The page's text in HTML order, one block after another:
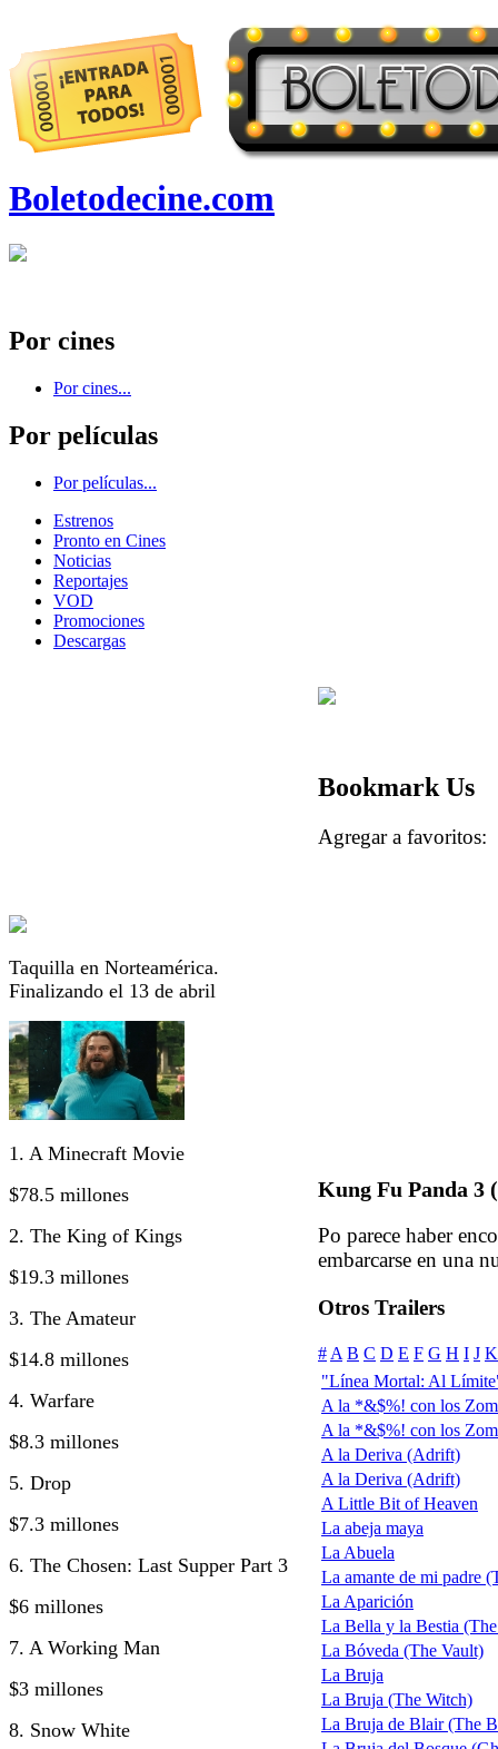
Boletodecine.com
Por cines
Por cines...
Por películas
Por películas...
Estrenos
Pronto en Cines
Noticias
Reportajes
VOD
Promociones
Descargas
Taquilla en Norteamérica.
Finalizando el 13 de abril
1. A Minecraft Movie
$78.5 millones
2. The King of Kings
$19.3 millones
3. The Amateur
$14.8 millones
4. Warfare
$8.3 millones
5. Drop
$7.3 millones
6. The Chosen: Last Supper Part 3
$6 millones
7. A Working Man
$3 millones
8. Snow White
Bookmark Us
Agregar a
Kung Fu Panda 3
Po parece haber
embarcarse en una
Otros Trailers
# A B C D E F G H I J K
"Línea Mortal: Al
A la *&$%! con los
A la *&$%! con los
A la Deriva (Adrift)
A la Deriva (Adrift)
A Little Bit of Heaven
La abeja maya
La Abuela
La amante de mi padre
La Aparición
La Bella y la Bestia
La Bóveda (The Vault)
La Bruja
La Bruja (The Witch)
La Bruja de Blair (The